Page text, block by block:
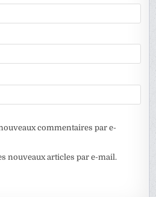
commentaires par e-
nouveaux articles par e-mail.